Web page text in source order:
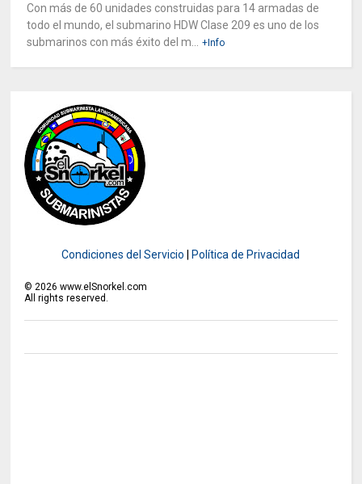
Con más de 60 unidades construidas para 14 armadas de
todo el mundo, el submarino HDW Clase 209 es uno de los
submarinos con más éxito del m...
+Info
Condiciones del Servicio Política de Privacidad
©2026 www.elSnorkel.com
All rights reserved.